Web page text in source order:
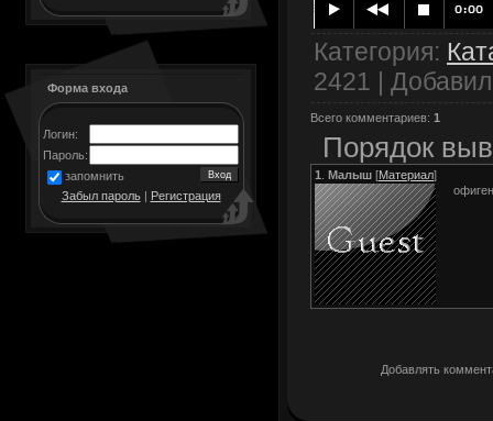
Форма входа
Логин:
Пароль:
запомнить
Забыл пароль| Регистрация
Категория:
2421 | Добавил
Всего комментариев: 1
Порядок
1 Малыш [Материал]
Добавлять